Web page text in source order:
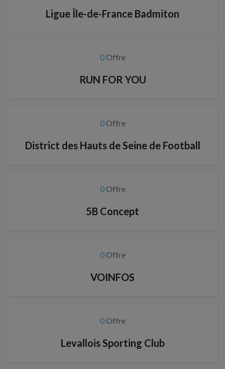
Ligue Île-de-France Badmiton
0Offre
RUN FOR YOU
0Offre
District des Hauts de Seine de Football
0Offre
5B Concept
0Offre
VOINFOS
0Offre
Levallois Sporting Club